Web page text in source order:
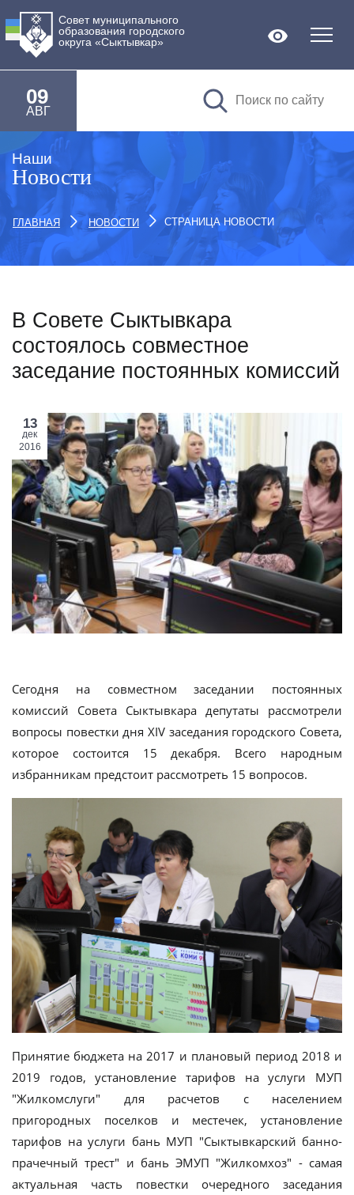
Совет муниципального
образования городского
округа «Сыктывкар»
09
АВГ
Версия
Наши
Новости
ГЛАВНАЯ НОВОСТИ СТРАНИЦА НОВОСТИ
В Совете Сыктывкара
состоялось совместное
заседание постоянных комиссий
13
дек
2016
Сегодня на совместном заседании постоянных
комиссий Совета Сыктывкара депутаты рассмотрели
вопросы повестки дня XIV заседания городского Совета,
которое состоится 15 декабря. Всего народным
избранникам предстоит рассмотреть 15 вопросов.
Принятие бюджета на 2017 и плановый период 2018 и
2019 годов, установление тарифов на услуги МУП
"Жилкомслуги" для расчетов с населением
пригородных поселков и местечек, установление
тарифов на услуги бань МУП "Сыктывкарский банно-
прачечный трест" и бань ЭМУП "Жилкомхоз" - самая
актуальная часть повестки очередного заседания